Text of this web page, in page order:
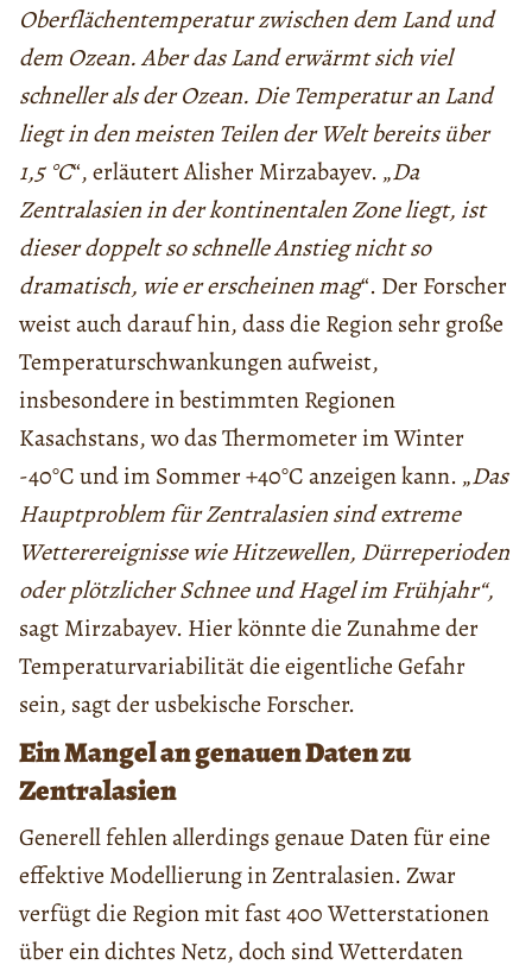
Oberflächentemperatur zwischen dem Land und
dem Ozean. Aber das Land erwärmt sich viel
schneller als der Ozean. Die Temperatur an Land
liegt in den meisten Teilen der Welt bereits über
1,5 °C“, erläutert Alisher Mirzabayev. „Da
Zentralasien in der kontinentalen Zone liegt, ist
dieser doppelt so schnelle Anstieg nicht so
dramatisch, wie er erscheinen mag“. Der Forscher
weist auch darauf hin, dass die Region sehr große
Temperaturschwankungen aufweist,
insbesondere in bestimmten Regionen
Kasachstans, wo das Thermometer im Winter
-40°C und im Sommer +40°C anzeigen kann. „Das
Hauptproblem für Zentralasien sind extreme
Wetterereignisse wie Hitzewellen, Dürreperioden
oder plötzlicher Schnee und Hagel im Frühjahr“,
sagt Mirzabayev. Hier könnte die Zunahme der
Temperaturvariabilität die eigentliche Gefahr
sein, sagt der usbekische Forscher.
Ein Mangel an genauen Daten zu
Zentralasien
Generell fehlen allerdings genaue Daten für eine
effektive Modellierung in Zentralasien. Zwar
verfügt die Region mit fast 400 Wetterstationen
über ein dichtes Netz, doch sind Wetterdaten